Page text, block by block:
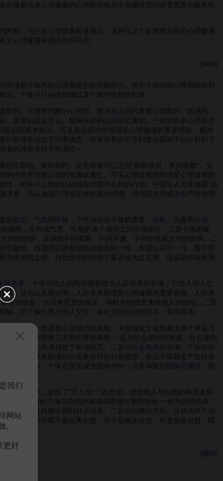
味着代表心理健康的心理和谐状态不会随情景的改变而发生根本性
断。与已有心理健康标准相比，这种立足于多维度分析的心理健康
文心理健康标准的良好补充。
[编辑
谐和个体外部心理系统的和谐两部分。其中个体内部心理系统的和
、个体与社会的和谐以及个体与自然的和谐。
察的、可理性判断的心理层，而潜意识
则代表难以觉察的、情感的、
，潜意识逆反意识。精神分析的
临床研究 表明，个体的许多心理疾患
到意识层面来解决。可见意识层次的和谐是心理健康的重要指标，精神
识和潜意识处于沟通状态，即将潜意识引导到意识层面予以分析和了
的冲突并趋于协调统一。
相互影响、彼此制约。这意味着它们之间“和则俱兴，离则双败”。
艾
的冲突将导致认知的失调或紊乱。可见心理过程的和谐是心理健康的
，即有什么样的认知就应伴随什么样的行动。中国古人非常强调“知
关系，即认知能引导或引发积极的情感，情感能支持或 激励
产生合理
的 能力 气质 和 性格 ；个性倾向指个体的需要、 动机 、兴趣和 价值
面性，及构成气质、性格的各个成分之间的相容性；二是个体的能
间的协调，具体指不同需要、不同兴趣、不同价值观之间的协调。二
可能性。自我意识的和谐指自我的同一性，所谓 自我同一性
，指不同
道德我之别。自我意识的和谐主要表现为过去我、现实我和未来我
际关系
。个体与他人的和谐就表现为人际关系的和谐，它指人与人之
状，这也从反面说明，人际关系和谐是心理健康的重要表现。人际关
有任何敌意，也没有恶意的偏见，同时也能感受来自他人的信任。二是
，即个体欣然与他人交往，在社交场合自信自在，表现得体。
存状态，也是其心理状态的反映。中国传统文化历来主张个体应与
社会的和谐有三方面的重要表现:一是与社会规则的和谐。社会规则
规则，那么两者就处于和谐状态。二是与 社会角色 的和谐。个体在社
，而个体所扮演的社会角色符合社会期望，那么个体就会产生社会
纳的宗旨，个体也乐意成为团体中的一员并体验到
团体归属感
和谐关系，提出了“天人合一”的主张。但传统人与自然的和谐多停
显被动。因此个体与自然的和谐就表现出新的特色:一是与自然的亲
同时身处自然中感到舒适自在。二是对自然的关怀。这种关怀不但
自然的和谐既不是远离自然，亦不是顺从自然，而是亲近自然；既
[编辑
我们
网站
。
更好